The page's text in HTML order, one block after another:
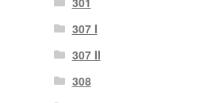
307 I
307 II
308